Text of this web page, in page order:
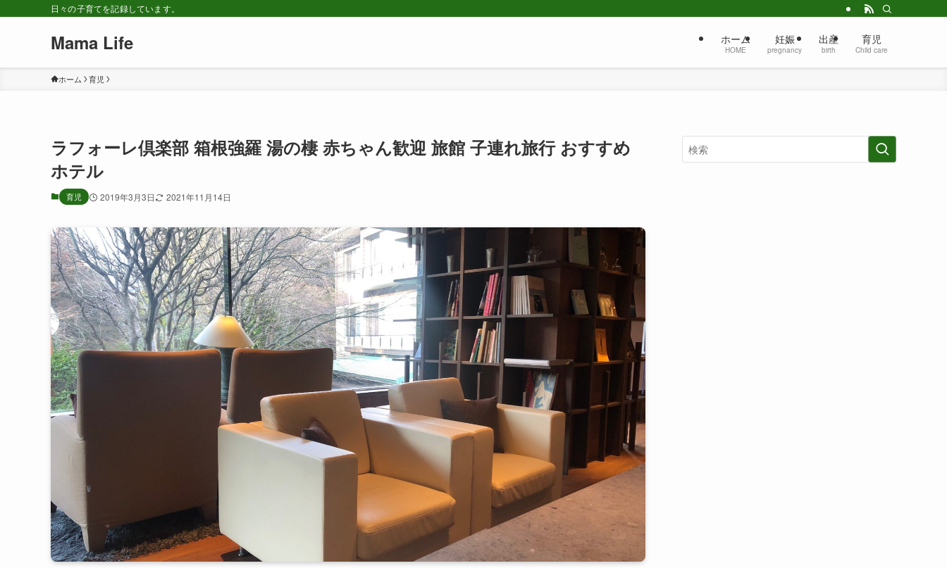
日々の子育てを記録しています。
Mama Life ホーム
HOME
妊娠
pregnancy
出産
birth
育児
Child care
ホーム 育児
ラフォーレ倶楽部 箱根強羅 湯の棲 赤ちゃん歓迎 旅館 子連れ旅行 おすすめ
ホテル
育児 2019年3月3日 2021年11月14日